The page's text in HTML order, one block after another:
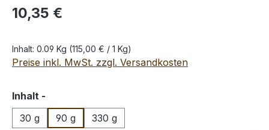
Regulärer Preis:
10,35 €
Inhalt: 0.09 Kg (115,00 € / 1 Kg)
Preise inkl. MwSt. zzgl. Versandkosten
Inhalt -
30 g
90 g 330 g